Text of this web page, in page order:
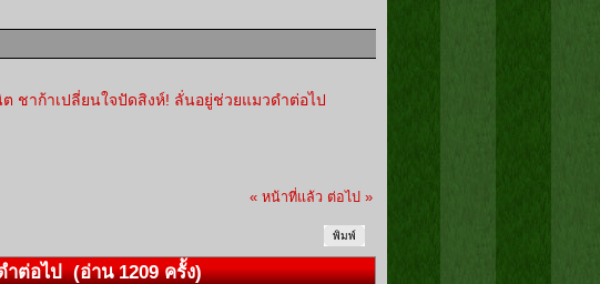
ต ชาก้าเปลี่ยนใจปัดสิงห์! ลั่นอยู่ช่วยแมวดำต่อไป
« หน้าที่แล้ว ต่อไป »
พิมพ์
ต่อไป (อ่าน 1209 ครั้ง)